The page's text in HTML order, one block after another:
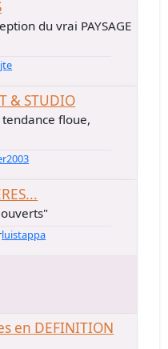
du vrai PAYSAGE
& STUDIO
floue,
luistappa
en DEFINITION